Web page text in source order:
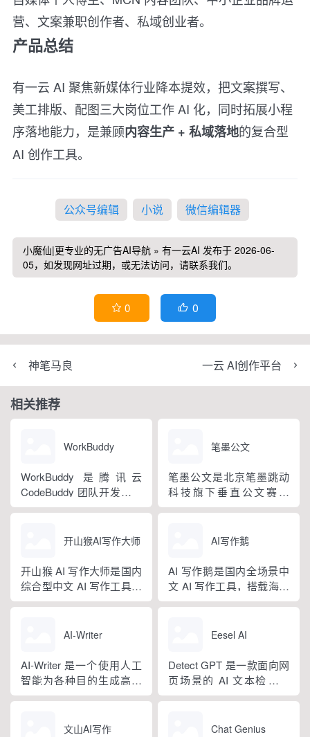
营、文案兼职创作者、私域创业者。
产品总结
有一云 AI 聚焦新媒体行业降本提效，把文案撰写、
美工排版、配图三大岗位工作 AI 化，同时拓展小程
序落地能力，是兼顾内容生产 + 私域落地的复合型
AI 创作工具。
公众号编辑 小说 微信编辑器
小魔仙|更专业的无广告AI导航 » 有一云AI 发布于 2026-06-
05，如发现网址过期，或无法访问，请联系我们。
 0  0
神笔马良 一云 AI创作平台
相关推荐
WorkBuddy
WorkBuddy 是腾讯云
CodeBuddy 团队开发的全
场景职场 AI 智能体桌面工
线，6 月推出企业版抖音
AI，它是可以直接操作电
脑本地授权文件的 AI 助
手，用户用自然语言下...
笔墨公文
笔墨公文是北京笔墨跳动
科技旗下垂直公文赛道
AIGC 创作平台，深耕体
量标准公文语料训练专属
生成、全维度智能校对、
范文库、实时更新素材
库、标准化公文模板五大
撰写、文稿合...
开山猴AI写作大师
开山猴 AI 写作大师是国内
综合型中文 AI 写作工具，
融合二十年专业内容创作
法，大幅降低 AI 使用门
即可产出高质量文稿。平
台覆盖 20 余个行业领域、
279 种写作体裁，配备 20
AI写作鹅
AI 写作鹅是国内全场景中
文 AI 写作工具，搭载海量
细分写作模板，覆盖办公
视频、新媒体、文学创
场景，集成伪原创改写、
图生文、多语言翻译、
PPT 大纲生成等通用能
AI-Writer
AI-Writer 是一个使用人工
智能为各种目的生成高质
量和相关内容的平台。无
章、产品描述、登录页面
Eesel AI
Detect GPT 是一款面向网
页场景的 AI 文本检测工
具，以浏览器插件形态为
网页文字，甄别 GPT 系列
文山AI写作 Chat Genius